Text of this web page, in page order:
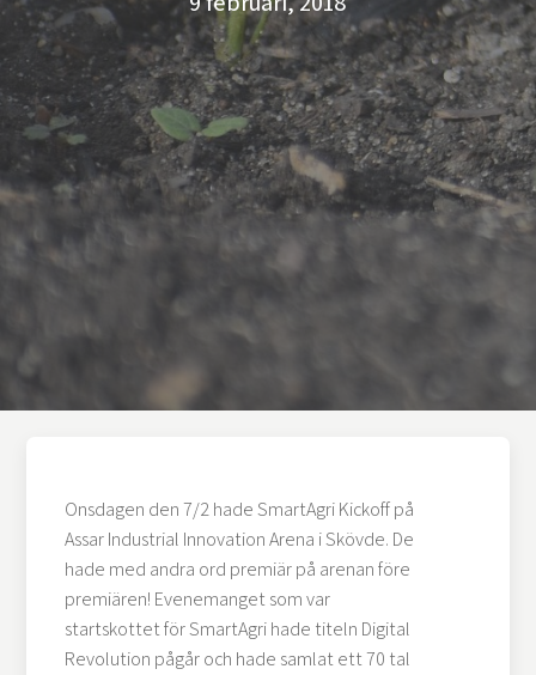
Onsdagen den 7/2 hade SmartAgri Kickoff på
Assar Industrial Innovation Arena i Skövde. De
hade med andra ord premiär på arenan före
premiären! Evenemanget som var
startskottet för SmartAgri hade titeln Digital
Revolution pågår och hade samlat ett 70 tal